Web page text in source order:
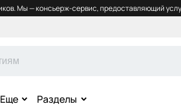
Мы — консьерж-сервис, предоставляющий
Еще Разделы